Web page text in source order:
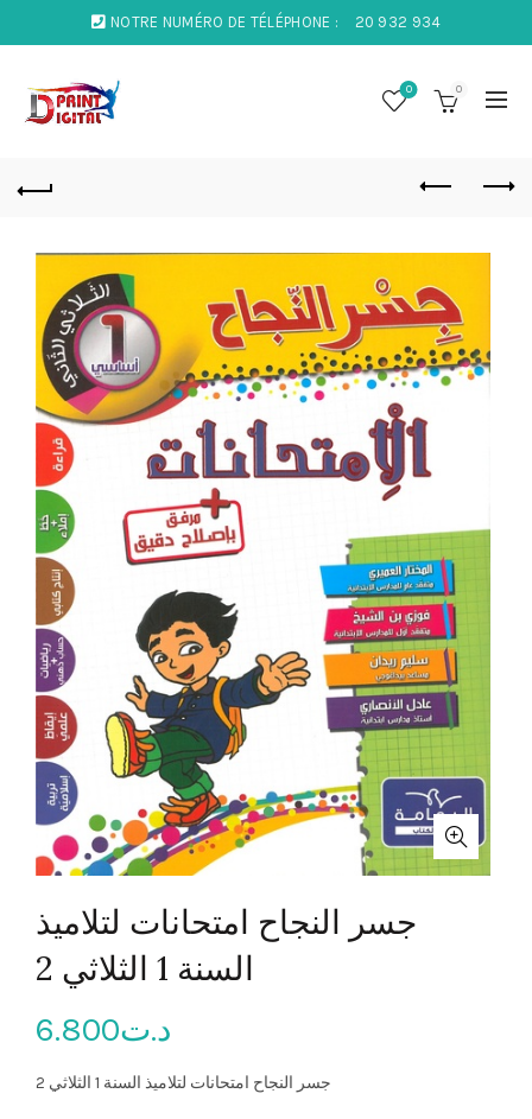
NOTRE NUMÉRO DE TÉLÉPHONE : 20 932 934
0 0
جسر النجاح امتحانات لتلاميذ
السنة 1 الثلاثي 2
د.ت6.800
جسر النجاح امتحانات لتلاميذ السنة 1 الثلاثي 2